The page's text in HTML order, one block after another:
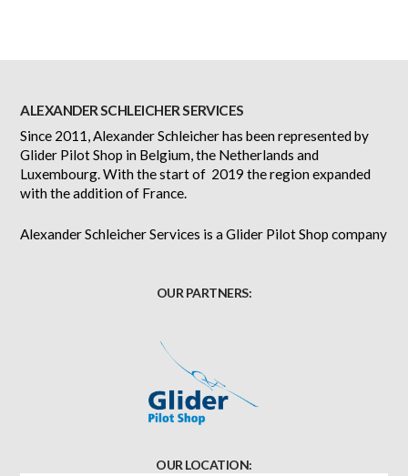
ALEXANDER SCHLEICHER SERVICES
Since 2011, Alexander Schleicher has been represented by
Glider Pilot Shop in Belgium, the Netherlands and
Luxembourg. With the start of 2019 the region expanded
with the addition of France.
Alexander Schleicher Services is a Glider Pilot Shop company
OUR PARTNERS:
OUR LOCATION: